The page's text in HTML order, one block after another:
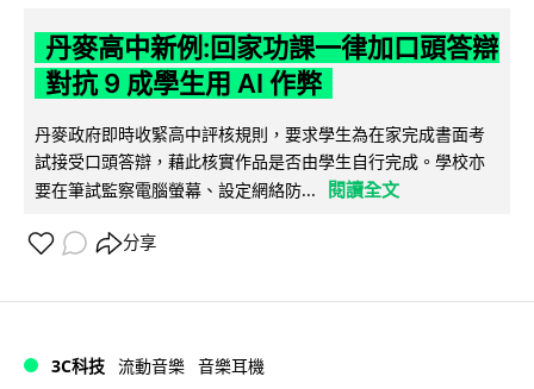
丹麥高中新例:回家功課一律加口頭答辯
對抗 9 成學生用 AI 作弊
丹麥政府即時收緊高中評核規則，要求學生為在家完成書面考
試接受口頭答辯，藉此核實作品是否由學生自行完成。學校亦
要在筆試監察電腦螢幕、設定網絡防...
閱讀全文
分享
3C科技 流動音樂 音樂耳機